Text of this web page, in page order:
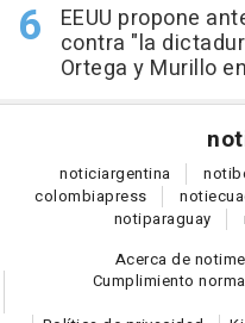
EEUU propone
contra "la
Ortega y Murillo
noticiargentina noti
colombiapress noti
notiparaguay
Acerca de
Cumplimiento